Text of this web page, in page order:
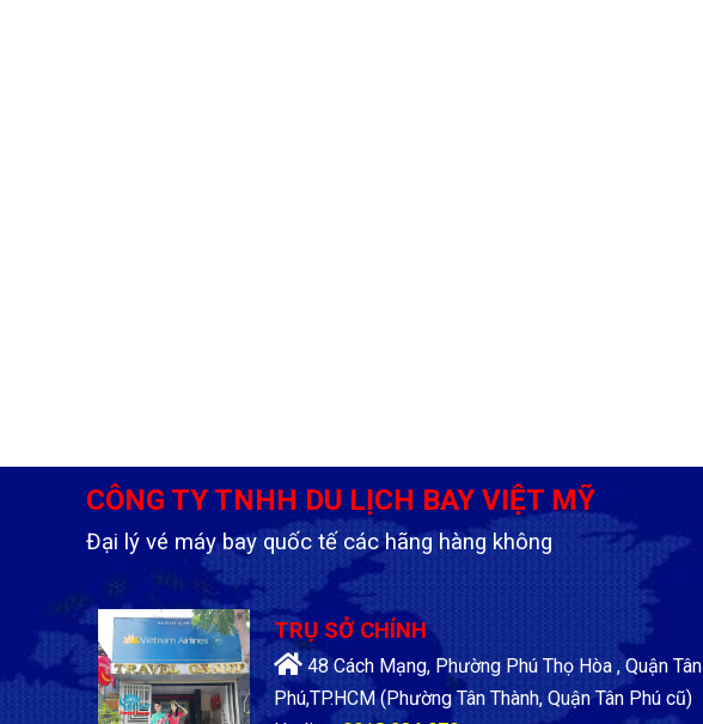
CÔNG TY TNHH DU LỊCH BAY VIỆT MỸ
Đại lý vé máy bay quốc tế các hãng hàng không
TRỤ SỞ CHÍNH
48 Cách Mạng, Phường Phú Thọ Hòa , Quận Tân
Phú,TP.HCM(Phường Tân Thành, Quận Tân Phú cũ)